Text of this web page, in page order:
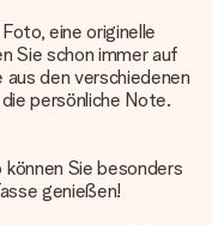
eine originelle
Sie schon immer auf
aus den verschiedenen
persönliche Note.
Sie besonders
genießen!